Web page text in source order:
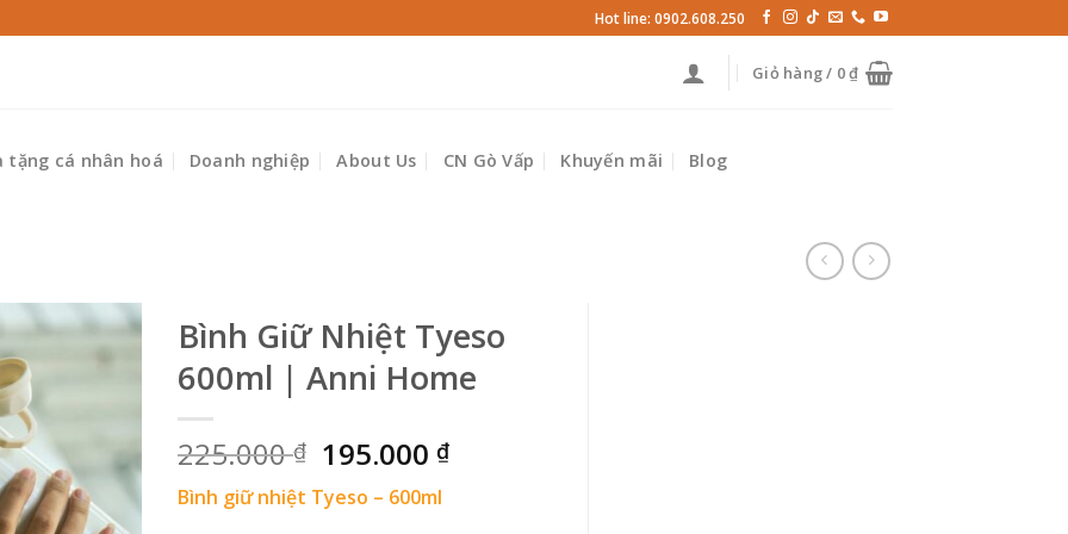
Hot line: 0902.608.250
Giỏ hàng / 0₫
tặng cá nhân hoá Doanh nghiệp About Us CN Gò Vấp Khuyến mãi Blog
Bình Giữ Nhiệt Tyeso
600ml | Anni Home
225.000₫ Giá
gốc
là:
195.000 ₫Giá
Bình giữ nhiệt Tyeso – 600ml